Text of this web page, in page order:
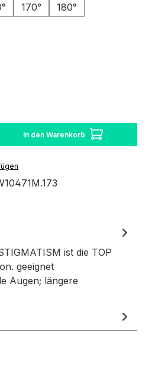
170° 180°
Gib den
In den Warenkorb
ist die TOP
geeignet
Augen; längere